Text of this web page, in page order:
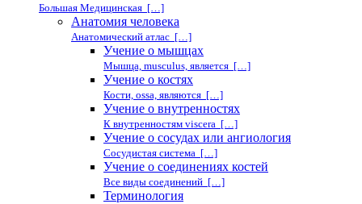
Большая Медицинская […]
Анатомия человека
Анатомический атлас […]
Учение о мышцах
Мышца, musculus, является […]
Учение о костях
Кости, ossa, являются […]
Учение о внутренностях
К внутренностям viscera […]
Учение о сосудах или ангиология
Сосудистая система […]
Учение о соединениях костей
Все виды соединений […]
Терминология